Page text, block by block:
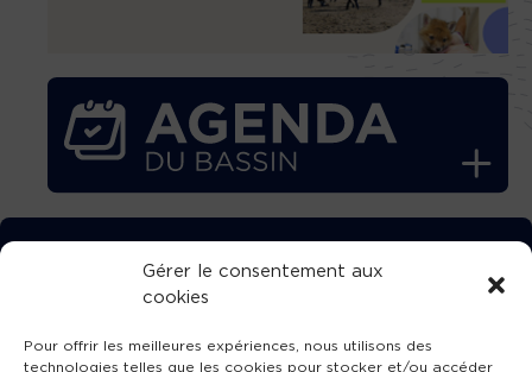
Gérer le consentement aux
cookies
Pour offrir les meilleures expériences, nous utilisons des
technologies telles que les cookies pour stocker et/ou accéder
TÉLÉCHARGEZ GRATUITEMENT
L’APPLICATION TVBA !